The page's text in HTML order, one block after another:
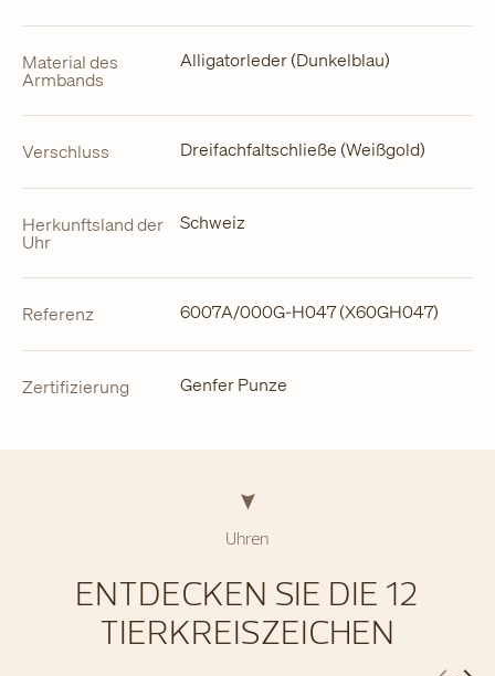
Material des
Armbands
Alligatorleder (Dunkelblau)
Verschluss Dreifachfaltschließe (Weißgold)
Herkunftsland der
Uhr
Schweiz
Referenz 6007A/000G-H047 (X60GH047)
Zertifizierung Genfer Punze
Uhren
ENTDECKEN SIE DIE 12
TIERKREISZEICHEN